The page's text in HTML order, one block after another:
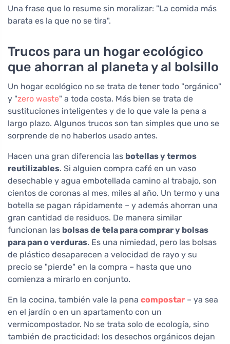
Una frase que lo resume sin moralizar: "La comida más
barata es la que no se tira".
Trucos para un hogar ecológico
que ahorran al planeta y al bolsillo
Un hogar ecológico no se trata de tener todo "orgánico"
y "zero waste" a toda costa. Más bien se trata de
sustituciones inteligentes y de lo que vale la pena a
largo plazo. Algunos trucos son tan simples que uno se
sorprende de no haberlos usado antes.
Hacen una gran diferencia las botellas y termos
reutilizables. Si alguien compra café en un vaso
desechable y agua embotellada camino al trabajo, son
cientos de coronas al mes, miles al año. Un termo y una
botella se pagan rápidamente – y además ahorran una
gran cantidad de residuos. De manera similar
funcionan las bolsas de tela para comprar y bolsas
para pan o verduras. Es una nimiedad, pero las bolsas
de plástico desaparecen a velocidad de rayo y su
precio se "pierde" en la compra – hasta que uno
comienza a mirarlo en conjunto.
En la cocina, también vale la pena compostar – ya sea
en el jardín o en un apartamento con un
vermicompostador. No se trata solo de ecología, sino
también de practicidad: los desechos orgánicos dejan